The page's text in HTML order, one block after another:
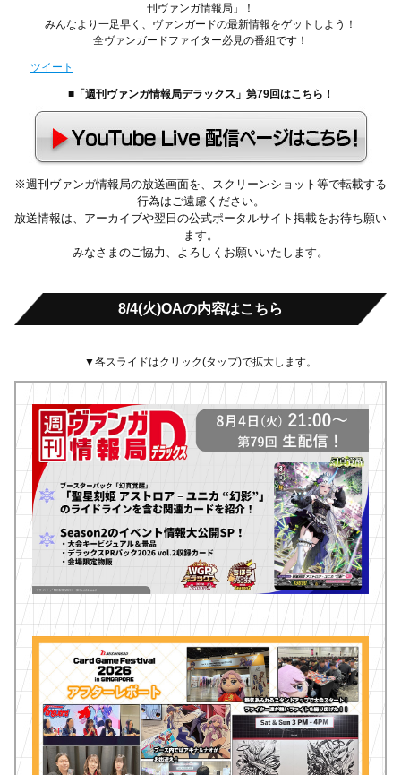
刊ヴァンガ情報局」！
みんなより一足早く、ヴァンガードの最新情報をゲットしよう！
全ヴァンガードファイター必見の番組です！
ツイート
■「週刊ヴァンガ情報局デラックス」第79回はこちら！
※週刊ヴァンガ情報局の放送画面を、スクリーンショット等で転載する
行為はご遠慮ください。
放送情報は、アーカイブや翌日の公式ポータルサイト掲載をお待ち願い
ます。
みなさまのご協力、よろしくお願いいたします。
8/4(火)OAの内容はこちら
▼各スライドはクリック(タップ)で拡大します。